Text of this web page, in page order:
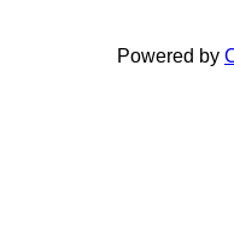
Powered by